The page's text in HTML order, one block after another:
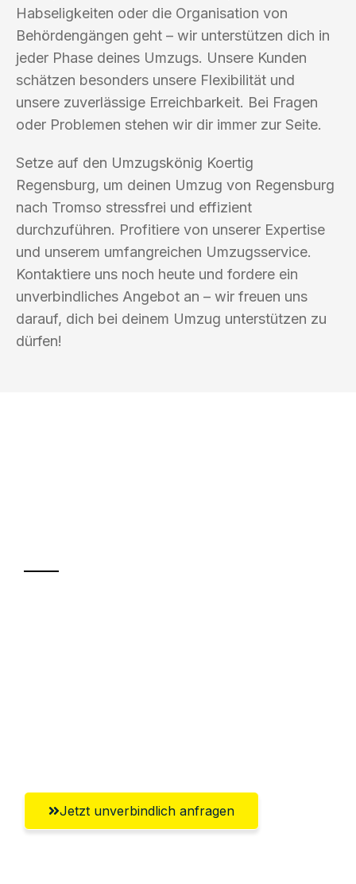
Habseligkeiten oder die Organisation von
Behördengängen geht – wir unterstützen dich in
jeder Phase deines Umzugs. Unsere Kunden
schätzen besonders unsere Flexibilität und
unsere zuverlässige Erreichbarkeit. Bei Fragen
oder Problemen stehen wir dir immer zur Seite.
Setze auf den Umzugskönig Koertig
Regensburg, um deinen Umzug von Regensburg
nach Tromso stressfrei und effizient
durchzuführen. Profitiere von unserer Expertise
und unserem umfangreichen Umzugsservice.
Kontaktiere uns noch heute und fordere ein
unverbindliches Angebot an – wir freuen uns
darauf, dich bei deinem Umzug unterstützen zu
dürfen!
Jetzt unverbindlich anfragen